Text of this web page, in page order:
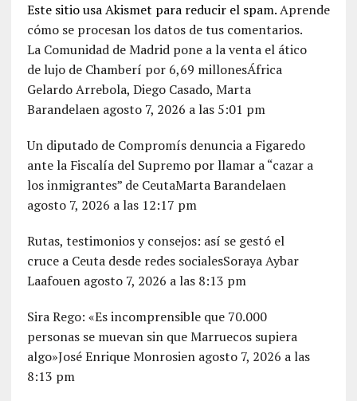
Este sitio usa Akismet para reducir el spam.Aprende
cómo se procesan los datos de tus comentarios.
La Comunidad de Madrid pone a la venta el ático
de lujo de Chamberí por 6,69 millonesÁfrica
Gelardo Arrebola, Diego Casado, Marta
Barandelaen agosto 7, 2026 a las 5:01 pm
Un diputado de Compromís denuncia a Figaredo
ante la Fiscalía del Supremo por llamar a “cazar a
los inmigrantes” de CeutaMarta Barandelaen
agosto 7, 2026 a las 12:17 pm
Rutas, testimonios y consejos: así se gestó el
cruce a Ceuta desde redes socialesSoraya Aybar
Laafouen agosto 7, 2026 a las 8:13 pm
Sira Rego: «Es incomprensible que 70.000
personas se muevan sin que Marruecos supiera
algo»José Enrique Monrosien agosto 7, 2026 a las
8:13 pm